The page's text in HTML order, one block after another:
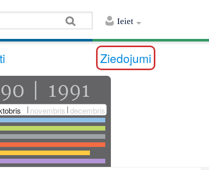
Ieiet
Ziedojumi
novembris decembris